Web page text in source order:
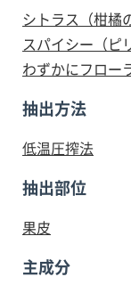
シトラス（柑橘
スパイシー（ピ
わずかにフロー
抽出方法
低温圧搾法
抽出部位
果皮
主成分